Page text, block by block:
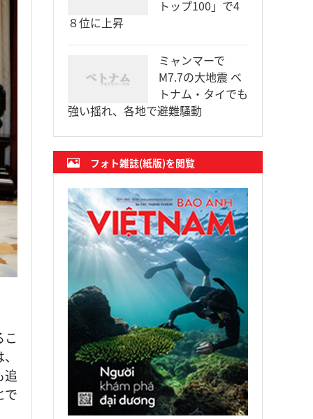
追
で
トップ100」で4
８位に上昇
ミャンマーで
M7.7の大地震 ベ
トナム・タイでも
強い揺れ、各地で避難騒動
フォト雑誌(紙版)を閲覧